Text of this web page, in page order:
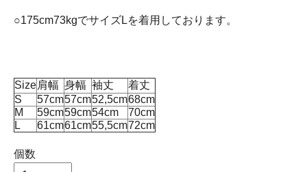
○175cm73kgでサイズLを着用しております。
Size肩幅 身幅 袖丈
着丈
S
57cm57cm52,5cm68cm
M
59cm59cm54cm
70cm
L
61cm61cm55,5cm72cm
個数